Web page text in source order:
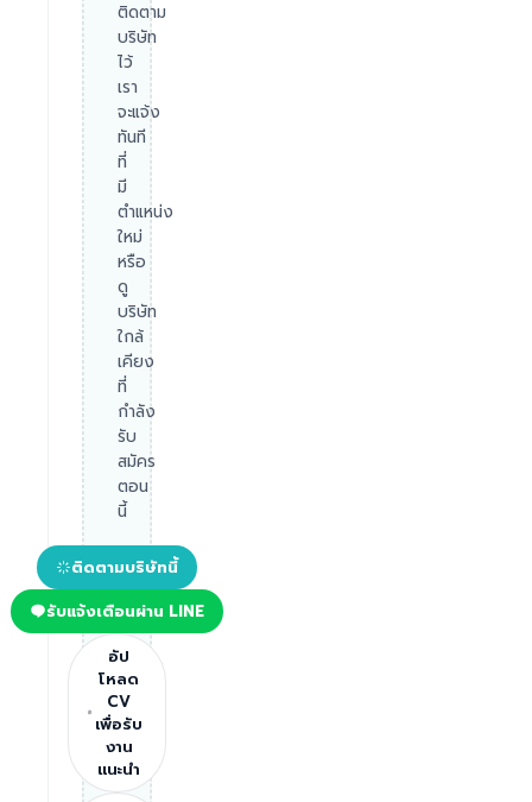
ติดตาม
บริษัท
ไว้
เรา
จะแจ้ง
ทันที
ที่
มี
ตำแหน่ง
ใหม่
หรือ
ดู
บริษัท
ใกล้
เคียง
ที่
กำลัง
รับ
สมัคร
ตอน
นี้
ติดตามบริษัทนี้
รับแจ้งเตือนผ่าน LINE
อัป
โหลด
CV
เพื่อรับ
งาน
แนะนำ